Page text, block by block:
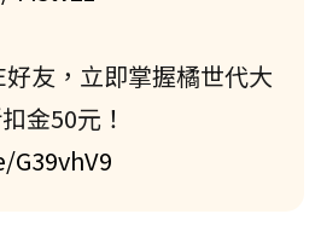
友，立即掌握橘世代大
金50元！